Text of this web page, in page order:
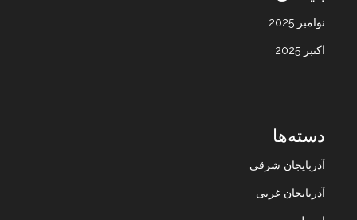
نوامبر 2025
اکتبر 2025
دسته‌ها
آذربایجان شرقی
آذربایجان غربی